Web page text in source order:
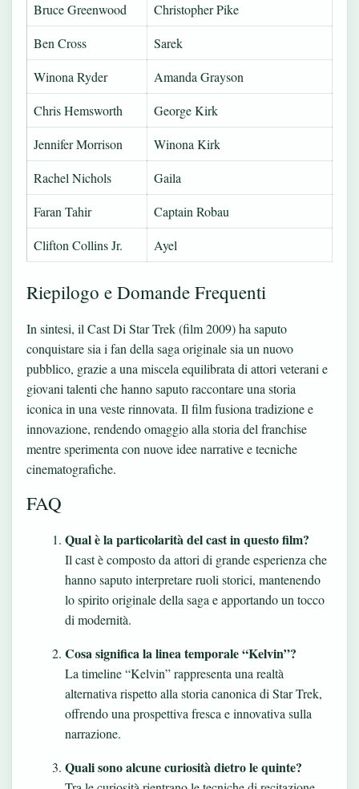
Bruce Greenwood
Christopher Pike
Ben Cross
Sarek
Winona Ryder
Amanda Grayson
Chris Hemsworth
George Kirk
Jennifer Morrison
Winona Kirk
Rachel Nichols
Gaila
Faran Tahir
Captain Robau
Clifton Collins Jr.
Ayel
Riepilogo e Domande Frequenti
In sintesi, il Cast Di Star Trek (film 2009) ha saputo
conquistare sia i fan della saga originale sia un nuovo
pubblico, grazie a una miscela equilibrata di attori veterani e
giovani talenti che hanno saputo raccontare una storia
iconica in una veste rinnovata. Il film fusiona tradizione e
innovazione, rendendo omaggio alla storia del franchise
mentre sperimenta con nuove idee narrative e tecniche
cinematografiche.
FAQ
Qual è la particolarità del cast in questo film?
Il cast è composto da attori di grande esperienza che
hanno saputo interpretare ruoli storici, mantenendo
lo spirito originale della saga e apportando un tocco
di modernità.
Cosa significa la linea temporale “Kelvin”?
La timeline “Kelvin” rappresenta una realtà
alternativa rispetto alla storia canonica di Star Trek,
offrendo una prospettiva fresca e innovativa sulla
narrazione.
Quali sono alcune curiosità dietro le quinte?